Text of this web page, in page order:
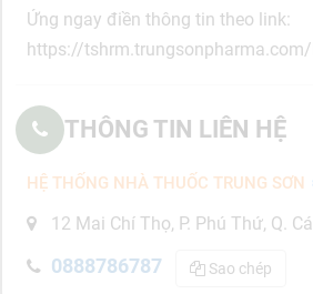
Ứng ngay điền thông tin theo link:
https://
THÔNG TIN LIÊN HỆ
HỆ THỐNG NHÀ THUỐC TRUNG SƠN
12 Mai Chí Thọ, P. Phú Thứ, Q.
0888786787 Sao chép